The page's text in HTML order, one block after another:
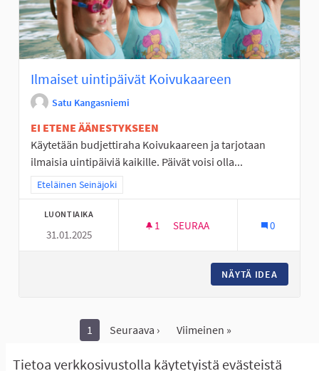
Tietoa verkkosivustolla käytetyistä evästeistä
Ilmaiset uintipäivät Koivukaareen
Satu Kangasniemi
EI ETENE ÄÄNESTYKSEEN
Käytetään budjettiraha Koivukaareen ja tarjotaan
ilmaisia uintipäiviä kaikille. Päivät voisi olla...
Rajaa tulokset teeman mukaan: Eteläinen Seinäjoki
Eteläinen Seinäjoki
LUONTIAIKA
31.01.2025
1 1 SEURAAJA
SEURAA 0
NÄYTÄ IDEA
1 Seuraava › Viimeinen »
Näytä kaikki peruutetut ideat